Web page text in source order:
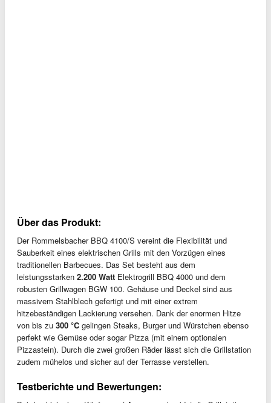
Über das Produkt:
Der Rommelsbacher BBQ 4100/S vereint die Flexibilität und
Sauberkeit eines elektrischen Grills mit den Vorzügen eines
traditionellen Barbecues. Das Set besteht aus dem
leistungsstarken 2.200 Watt Elektrogrill BBQ 4000 und dem
robusten Grillwagen BGW 100. Gehäuse und Deckel sind aus
massivem Stahlblech gefertigt und mit einer extrem
hitzebeständigen Lackierung versehen. Dank der enormen Hitze
von bis zu 300 °C gelingen Steaks, Burger und Würstchen ebenso
perfekt wie Gemüse oder sogar Pizza (mit einem optionalen
Pizzastein). Durch die zwei großen Räder lässt sich die Grillstation
zudem mühelos und sicher auf der Terrasse verstellen.
Testberichte und Bewertungen: